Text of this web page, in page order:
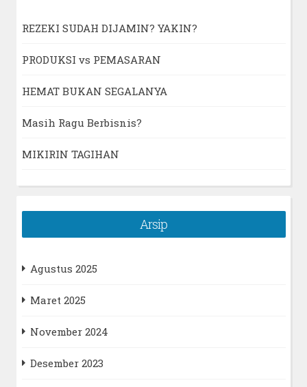
REZEKI SUDAH DIJAMIN? YAKIN?
PRODUKSI vs PEMASARAN
HEMAT BUKAN SEGALANYA
Masih Ragu Berbisnis?
MIKIRIN TAGIHAN
Arsip
Agustus 2025
Maret 2025
November 2024
Desember 2023